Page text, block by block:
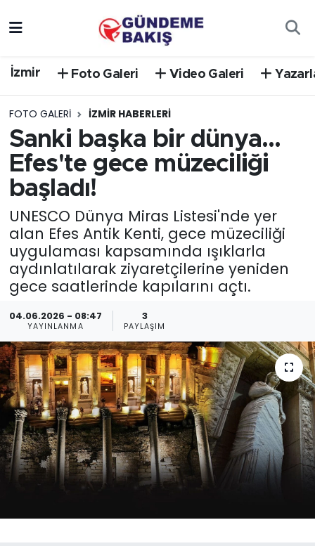
İzmir Foto Galeri Video Galeri
FOTO GALERI İZMIR HABERLERI
Sanki başka bir dünya...
Efes'te gece müzeciliği
başladı!
UNESCO Dünya Miras Listesi'nde yer
alan Efes Antik Kenti, gece müzeciliği
uygulaması kapsamında ışıklarla
aydınlatılarak ziyaretçilerine yeniden
gece saatlerinde kapılarını açtı.
04.06.2026 - 08:47
YAYINLANMA
3
PAYLAŞIM
DÜNYA
EGE
EĞİTİM
EKONOMİ
English News
KÜLTÜR SANAT
MAGAZİN
POLİTİKA
SAĞLIK
Siyaset
SPOR
Trafik Durumu
Süper Lig Puan Durumu ve Fikstür
Tüm Manşetler
Son Dakika Haberleri
Haber Arşivi